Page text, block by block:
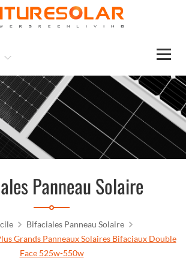
Panneau Solaire
Bifaciales Panneau Solaire
Grands Panneaux Solaires Bifaciaux Double
Face 525w-550w